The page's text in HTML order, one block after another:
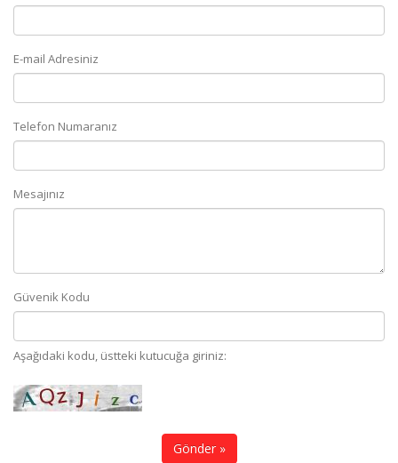
E-mail Adresiniz
Telefon Numaranız
Mesajınız
Güvenik Kodu
Aşağıdaki kodu, üstteki kutucuğa giriniz:
Gönder »